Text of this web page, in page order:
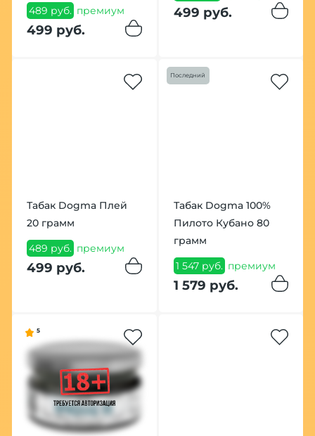
489 руб. премиум
499 руб.
499 руб.
Табак Dogma Плей
20 грамм
489 руб. премиум
499 руб.
Последний
Табак Dogma 100%
Пилото Кубано 80
грамм
1 547 руб. премиум
1 579 руб.
5